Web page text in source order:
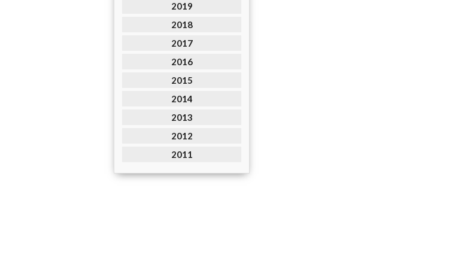
2019
2018
2017
2016
2015
2014
2013
2012
2011